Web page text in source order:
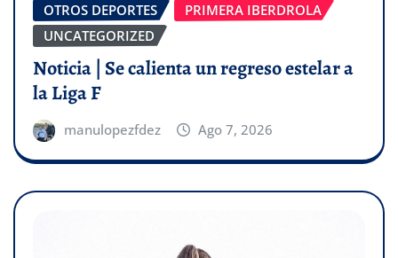
OTROS DEPORTES
PRIMERA IBERDROLA
UNCATEGORIZED
Noticia | Se calienta un regreso estelar a
la Liga F
manulopezfdez Ago 7, 2026